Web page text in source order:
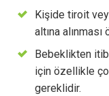
Kişide tiroit
altına alınması
Bebeklikten
için özellikle
gereklidir.